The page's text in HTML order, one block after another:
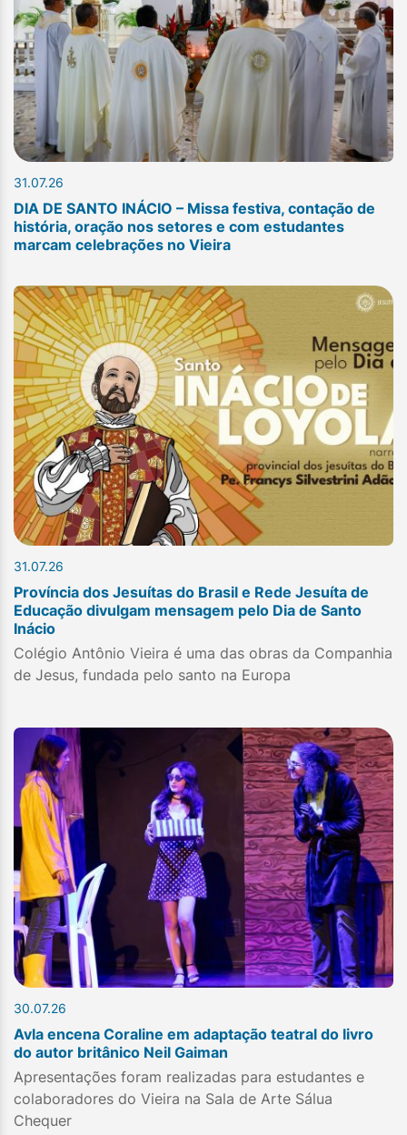
31.07.26
DIA DE SANTO INÁCIO – Missa festiva, contação de
história, oração nos setores e com estudantes
marcam celebrações no Vieira
31.07.26
Província dos Jesuítas do Brasil e Rede Jesuíta de
Educação divulgam mensagem pelo Dia de Santo
Inácio
Colégio Antônio Vieira é uma das obras da Companhia
de Jesus, fundada pelo santo na Europa
30.07.26
Avla encena Coraline em adaptação teatral do livro
do autor britânico Neil Gaiman
Apresentações foram realizadas para estudantes e
colaboradores do Vieira na Sala de Arte Sálua
Chequer